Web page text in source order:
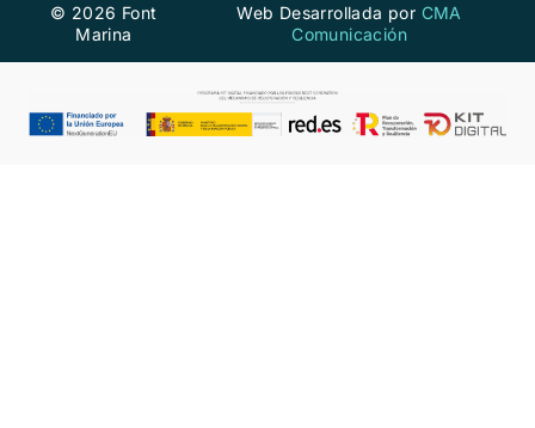
© 2026 Font
Marina
Web Desarrollada por CMA
Comunicación